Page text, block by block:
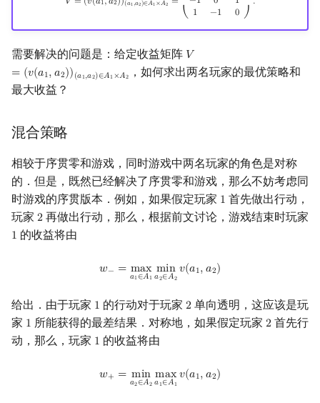
𝑉 = (𝑣(𝑎1,𝑎2))(𝑎1 ,𝑎2 )∈𝐴1 ×𝐴2 =
⎝
−1 0
1
1
−1 0 ⎠
.
需要解决的问题是：给定收益矩阵 𝑉
= (𝑣(𝑎1,𝑎2))(𝑎1,𝑎2)∈𝐴1 ×𝐴2
V=
，如何求出两名玩家的最优策略和
最大收益？
混合策略
相较于序贯零和游戏，同时游戏中两名玩家的角色是对称
的．但是，既然已经解决了序贯零和游戏，那么不妨考虑同
时游戏的序贯版本．例如，如果假定玩家 1
1 首先做出行动，
玩家 2
2 再做出行动，那么，根据前文讨论，游戏结束时玩家
1
1 的收益将由
𝑤− = max
𝑎1 ∈𝐴1 min
𝑎2∈𝐴2
𝑣(𝑎1,𝑎2)
maxa1 ∈A1mina 2∈A2 v(a1
给出．由于玩家 1
1 的行动对于玩家 2
2 单向透明，这应该是玩
家 1
1 所能获得的最差结果．对称地，如果假定玩家 2
2 首先行
动，那么，玩家 1
1 的收益将由
𝑤+ = min
𝑎2∈𝐴2
max
𝑎1∈𝐴1 𝑣(𝑎1,𝑎2)
min a2 ∈A2 maxa 1∈A v(a1